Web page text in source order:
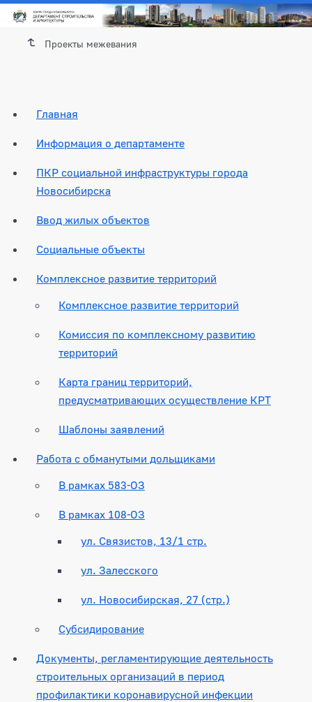
Проекты межевания
Главная
Информация о департаменте
ПКР социальной инфраструктуры города
Новосибирска
Ввод жилых объектов
Социальные объекты
Комплексное развитие территорий
Комплексное развитие территорий
Комиссия по комплексному развитию
территорий
Карта границ территорий,
предусматривающих осуществление КРТ
Шаблоны заявлений
Работа с обманутыми дольщиками
В рамках 583-ОЗ
В рамках 108-ОЗ
ул. Связистов, 13/1 стр.
ул. Залесского
ул. Новосибирская, 27 (стр.)
Субсидирование
Документы, регламентирующие деятельность
строительных организаций в период
профилактики коронавирусной инфекции